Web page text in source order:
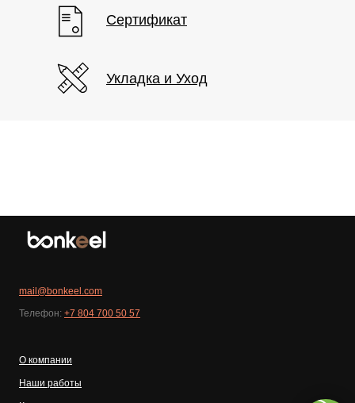
Сертификат
Укладка и Уход
mail@bonkeel.com
Телефон: +7 804 700 50 57
О компании
Наши работы